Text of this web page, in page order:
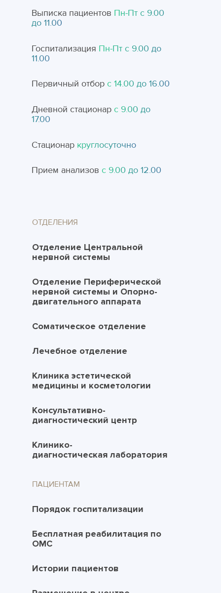
Выписка пациентов Пн-Пт с 9.00
до 11.00
Госпитализация Пн-Пт с 9.00 до
11.00
Первичный отбор с 14.00 до 16.00
Дневной стационар с 9.00 до
17.00
Стационар круглосуточно
Прием анализов с 9.00 до 12.00
ОТДЕЛЕНИЯ
Отделение Центральной
нервной системы
Отделение Периферической
нервной системы и Опорно-
двигательного аппарата
Соматическое отделение
Лечебное отделение
Клиника эстетической
медицины и косметологии
Консультативно-
диагностический центр
Клинико-
диагностическая лаборатория
ПАЦИЕНТАМ
Порядок госпитализации
Бесплатная реабилитация по
ОМС
Истории пациентов